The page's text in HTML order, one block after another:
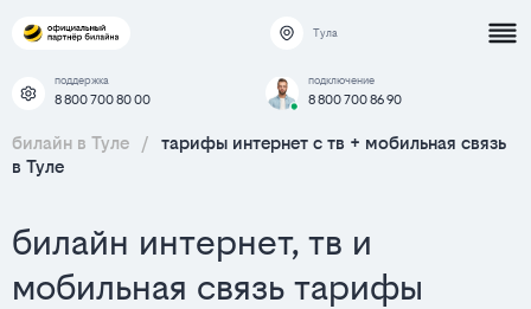
Тула
поддержка
8 800 700 80 00
подключение
8 800 700 86 90
билайн в Туле /
тарифы интернет c тв + мобильная связь
в Туле
билайн интернет, тв и
мобильная связь тарифы